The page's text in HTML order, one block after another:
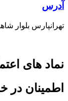
آدرس
تهرانپارس بلوار
نماد های
اطمینان